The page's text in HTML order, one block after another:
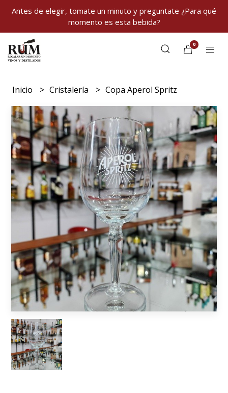
Antes de elegir, tomate un minuto y preguntate ¿Para qué
momento es esta bebida?
0
Inicio Cristalería Copa Aperol Spritz